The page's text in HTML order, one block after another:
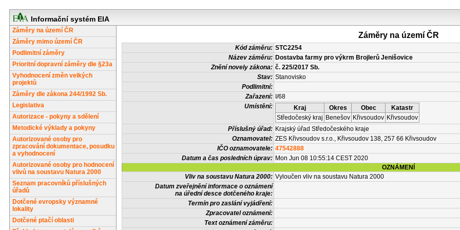
Informační systém EIA
Záměry na území ČR
Záměry mimo území ČR
Podlimitní záměry
Prioritní dopravní záměry dle §23a
Vyhodnocení změn velkých
projektů
Záměry dle zákona 244/1992 Sb.
Legislativa
Autorizace - pokyny a sdělení
Metodické výklady a pokyny
Autorizované osoby pro
zpracování dokumentace, posudku
a vyhodnocení
Autorizované osoby pro hodnocení
vlivů na soustavu Natura 2000
Seznam pracovníků příslušných
úřadů
Dotčené evropsky významné
lokality
Dotčené ptačí oblasti
Záměry na území ČR
Kód záměru: STC2254
Název záměru: Dostavba farmy pro výkrm Brojlerů Jenišovice
Znění novely zákona: č. 225/2017 Sb.
Stav: Stanovisko
Podlimitní:
Zařazení: I/68
Umístění:
Kraj Okres Obec
Katastr
Středočeský kraj Benešov Křivsoudov Křivsoudov
Příslušný úřad: Krajský úřad Středočeského kraje
Oznamovatel: ZES Křivsoudov s.r.o., Křivsoudov 138, 257 66 Křivsoudov
IČO oznamovatele: 47542888
Datum a čas posledních úprav: Mon Jun 08 10:55:14 CEST 2020
OZNÁMENÍ
Vliv na soustavu Natura 2000: Vyloučen vliv na soustavu Natura 2000
Datum zveřejnění informace o oznámení
na úřední desce dotčeného kraje:
Termín pro zaslání vyjádření:
Zpracovatel oznámení:
Text oznámení záměru: